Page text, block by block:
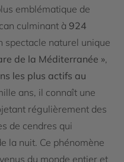
emblématique de
culminant à 924
spectacle naturel unique
de la Méditerranée »,
les plus actifs au
ans, il connaît une
régulièrement des
de cendres qui
la nuit. Ce phénomène
du monde entier et